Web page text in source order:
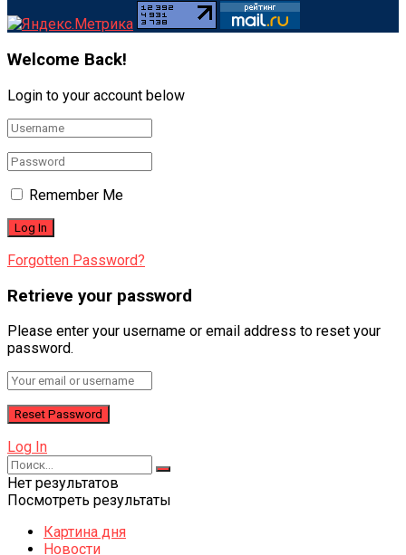
Welcome Back!
Login to your account below
Remember Me
Forgotten Password?
Retrieve your password
Please enter your username or email address to reset your
password.
Log In
Нет результатов
Посмотреть результаты
Картина дня
Новости